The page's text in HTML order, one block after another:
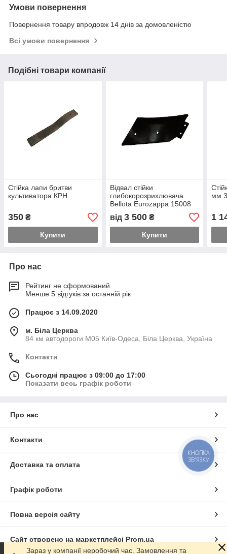
Умови повернення
Повернення товару впродовж 14 днів за домовленістю
Всі умови повернення
Подібні товари компанії
Стійка лапи бритви
культиватора КРН
350 ₴
Купити
Відвал стійки
глибокорозрихлювача
Bellota Eurozappa 15008
від 3 500₴
Купити
мм
1
Про нас
Рейтинг не сформований
Менше 5 відгуків за останній рік
Працює з 14.09.2020
м. Біла Церква
84 км автодороги М05 Київ-Одеса, Біла Церква, Україна
Контакти
Сьогодні працює з 09:00 до 17:00
Показати весь графік роботи
Про нас
Контакти
Доставка та оплата
Графік роботи
Повна версія сайту
Сайт створено на маркетплейсі Prom.ua
Зараз у компанії неробочий час. Замовлення та
КНОПКА
ЗВ'ЯЗКУ